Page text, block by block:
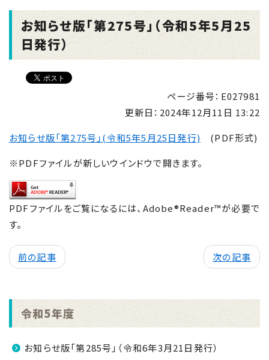
お知らせ版「第275号」（令和5年5月25
日発行）
ページ番号：E027981
更新日： 2024年12月11日 13:22
お知らせ版「第275号」(令和5年5月25日発行) (PDF形式)
※PDFファイルが新しいウインドウで開きます。
PDFファイルをご覧になるには、Adobe®Reader™が必要で
す。
前の記事 次の記事
令和5年度
お知らせ版「第285号」（令和6年3月21日発行）